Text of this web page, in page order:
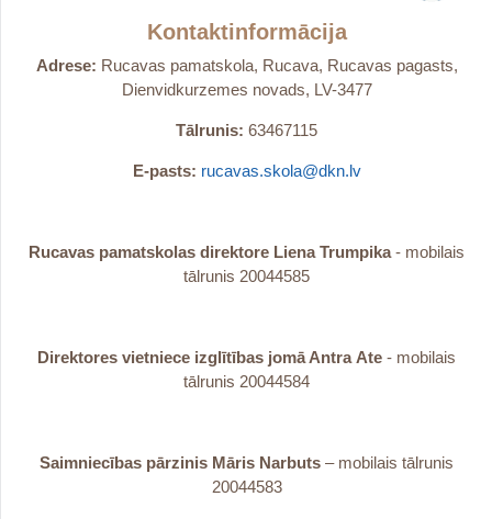
Kontaktinformācija
Adrese: Rucavas pamatskola, Rucava, Rucavas pagasts,
Dienvidkurzemes novads, LV-3477
Tālrunis: 63467115
E-pasts: rucavas.skola@dkn.lv
Rucavas pamatskolas direktore Liena Trumpika- mobilais
tālrunis 20044585
Direktores vietniece izglītības jomā Antra Ate - mobilais
tālrunis 20044584
Saimniecības pārzinis Māris Narbuts – mobilais tālrunis
20044583